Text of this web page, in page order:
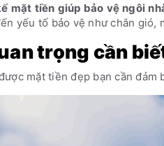
mặt tiền giúp bảo vệ ngôi
yếu tố bảo vệ như chắn
trọng cần
mặt tiền đẹp bạn cần đảm